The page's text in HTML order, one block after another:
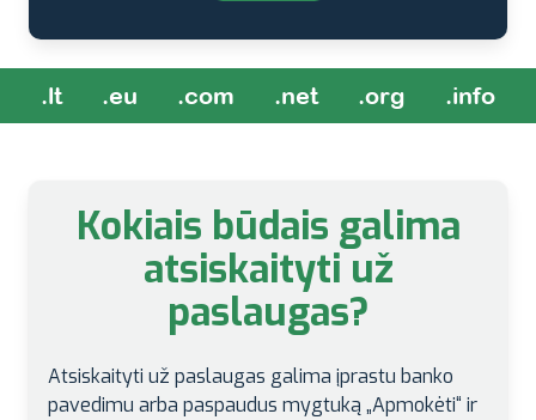
.lt .eu .com .net .org .info
Kokiais būdais galima
atsiskaityti už
paslaugas?
Atsiskaityti už paslaugas galima įprastu banko
pavedimu arba paspaudus mygtuką „Apmokėti“ ir